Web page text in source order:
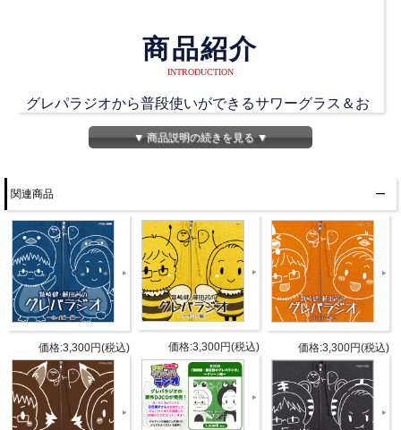
商品紹介
INTRODUCTION
グレパラジオから普段使いができるサワーグラス＆お
猪口徳利セットが登場！
サワーグラスは鷲崎さんがよく飲む「レモンサワー」
インです！
徳利はグレーのパーカーをイメージしたグレーベース
に袖やジップをデザインしたグレパらしい徳利！
お猪口は藤田さんお気に入りの鷲崎さん作のイラスト
を使用しています！
グレパを聴くとき、お家でゆっくり飲みたいときに気
分に合わせて使って下さい！
▼ 商品説明の続きを見る ▼
関連商品
価格:3,300円(税込) 価格:3,300円(税込) 価格:3,300円(税込)